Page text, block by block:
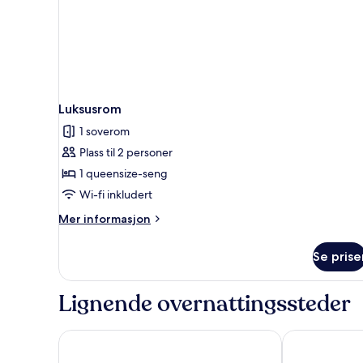
Luksusrom
1 soverom
Plass til 2 personer
1 queensize-seng
Wi-fi inkludert
Mer informasjon
Mer
Se
Lignende overnattingssteder
Lemon Tree Hotel Alwar Red Fox by